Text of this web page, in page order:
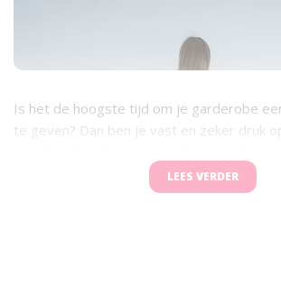
Is het de hoogste tijd om je garderobe
te geven? Dan ben je vast en zeker druk
zomer. Of er staat binnenkort een
de planning waar je op het gebied van
LEES VERDER